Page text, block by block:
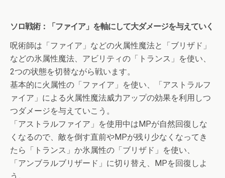
ソロ戦術：「ファイア」を軸にして大ダメージを与えていく
呪術師は「ファイア」などの火属性魔法と「ブリザド」
などの氷属性魔法、アビリティの「トランス」を使い、
2つの状態を切替ながら戦います。
基本的に火属性の「ファイア」を使い、「アストラルフ
ァイア」による火属性魔法威力アップの効果を利用しつ
つダメージを与えていこう。
「アストラルファイア」を使用中はMPが自然回復しな
くなるので、敵を倒す直前やMPが残り少なくなってき
たら「トランス」か氷属性の「ブリザド」を使い、
「アンブラルブリザード」に切り替え、MPを回復しよ